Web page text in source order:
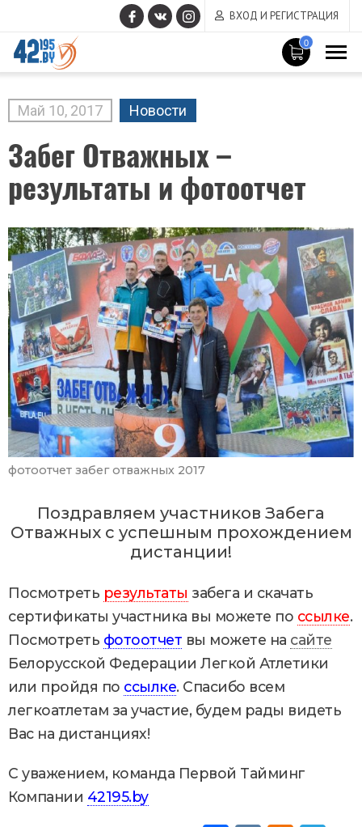
ВХОД И РЕГИСТРАЦИЯ
0
MAIN
CONTENT
Май 10, 2017 Новости
Забег Отважных –
результаты и фотоотчет
фотоотчет забег отважных 2017
Поздравляем участников Забега
Отважных с успешным прохождением
дистанции!
Посмотреть результаты забега и скачать
сертификаты участника вы можете по ссылке.
Посмотреть фотоотчет вы можете на сайте
Белорусской Федерации Легкой Атлетики
или пройдя по ссылке. Спасибо всем
легкоатлетам за участие, будем рады видеть
Вас на дистанциях!
С уважением, команда Первой Тайминг
Компании 42195.by